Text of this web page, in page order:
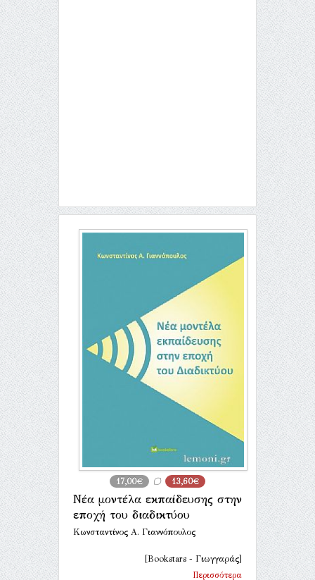
17,00€ 13,60€
Νέα μοντέλα εκπαίδευσης στην
εποχή του διαδικτύου
Κωνσταντίνος Α. Γιαννόπουλος
[Bookstars - Γιωγγαράς]
Περισσότερα